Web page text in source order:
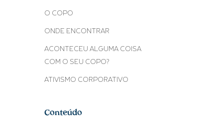
O COPO
ONDE ENCONTRAR
ACONTECEU ALGUMA COISA
COM O SEU COPO?
ATIVISMO CORPORATIVO
Conteúdo